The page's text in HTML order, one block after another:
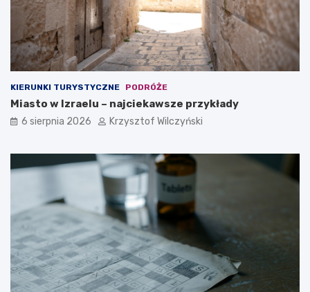
r
e
m
KIERUNKI TURYSTYCZNE PODRÓŻE
Miasto w Izraelu – najciekawsze przykłady
6 sierpnia 2026 Krzysztof Wilczyński